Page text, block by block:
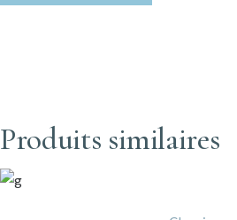
Produits similaires